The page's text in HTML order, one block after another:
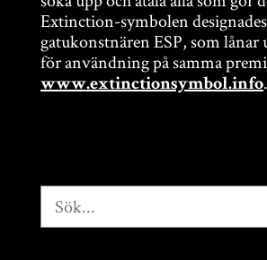
Extinction-symbolen
gatukonstnären ESP, som
för användning på samma
www.extinctionsymbol.info.
Sök